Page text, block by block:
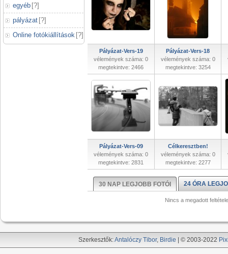
egyéb [?]
pályázat [?]
Online fotókiállítások [?]
Pályázat-Vers-19
vélemények száma: 0
megtekintve: 2466
Pályázat-Vers-18
vélemények száma: 0
megtekintve: 3254
Pályázat-Vers-09
vélemények száma: 0
megtekintve: 2831
Célkeresztben!
vélemények száma: 0
megtekintve: 2277
30 NAP LEGJOBB FOTÓI 24 ÓRA
Nincs a megadott
Szerkesztők:Antalóczy Tibor, Birdie | © 2003-2022